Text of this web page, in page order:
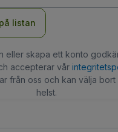
listan
eller skapa ett konto
accepterar vår
från oss och kan välja bort
helst.